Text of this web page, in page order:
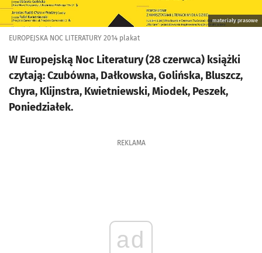
materiały prasowe
EUROPEJSKA NOC LITERATURY 2014 plakat
W Europejską Noc Literatury (28 czerwca) książki
czytają: Czubówna, Dałkowska, Golińska, Bluszcz,
Chyra, Klijnstra, Kwietniewski, Miodek, Peszek,
Poniedziałek.
REKLAMA
ad